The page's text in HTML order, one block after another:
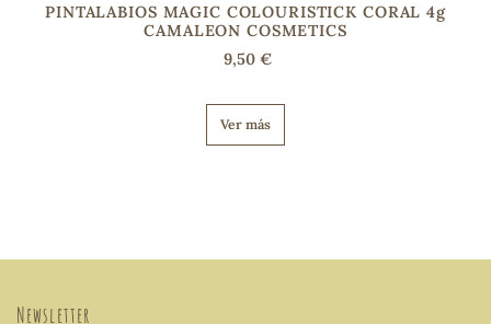
PINTALABIOS MAGIC COLOURISTICK CORAL 4g
CAMALEON COSMETICS
9,50 €
Ver más
Newsletter